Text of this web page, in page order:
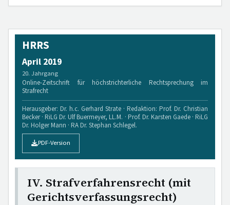
HRRS
April 2019
20. Jahrgang
Online-Zeitschrift für höchstrichterliche Rechtsprechung im
Strafrecht
Herausgeber: Dr. h.c. Gerhard Strate · Redaktion: Prof. Dr. Christian
Becker · RiLG Dr. Ulf Buermeyer, LL.M. · Prof. Dr. Karsten Gaede · RiLG
Dr. Holger Mann · RA Dr. Stephan Schlegel.
PDF-Version
IV. Strafverfahrensrecht (mit
Gerichtsverfassungsrecht)